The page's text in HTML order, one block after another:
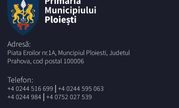
Adresă:
Piata Eroilor nr.1A, Muncipiul Ploiesti, Judetul
Prahova, cod postal 100006
Telefon:
+4 0244 516 699 | +4 0244 595 063
+4 0244 984 | +4 0752 027 539